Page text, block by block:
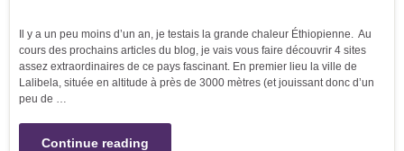
Il y a un peu moins d’un an, je testais la grande chaleur Éthiopienne. Au
cours des prochains articles du blog, je vais vous faire découvrir 4 sites
assez extraordinaires de ce pays fascinant. En premier lieu la ville de
Lalibela, située en altitude à près de 3000 mètres (et jouissant donc d’un
peu de …
Continue reading